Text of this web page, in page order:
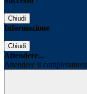
Chiudi
Informazione
Chiudi
Attendere...
Attendere il